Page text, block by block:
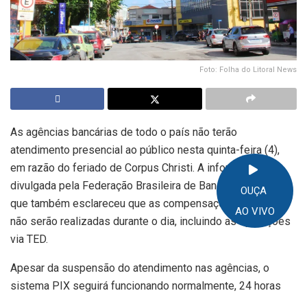
OUÇA
AO VIVO
Foto: Folha do Litoral News
As agências bancárias de todo o país não terão
atendimento presencial ao público nesta quinta-feira (4),
em razão do feriado de Corpus Christi. A informação foi
divulgada pela Federação Brasileira de Bancos (Febraban),
que também esclareceu que as compensações bancárias
não serão realizadas durante o dia, incluindo as operações
via TED.
Apesar da suspensão do atendimento nas agências, o
sistema PIX seguirá funcionando normalmente, 24 horas